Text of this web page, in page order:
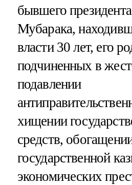
бывшего
Мубарака,
власти 30 лет, его
подчиненных в
подавлении
хищении
средств,
государственной
экономических